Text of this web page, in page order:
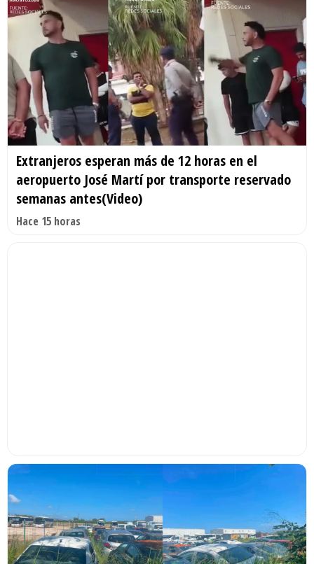
Extranjeros esperan más de 12 horas en el
aeropuerto José Martí por transporte reservado
semanas antes(Video)
Hace 15 horas